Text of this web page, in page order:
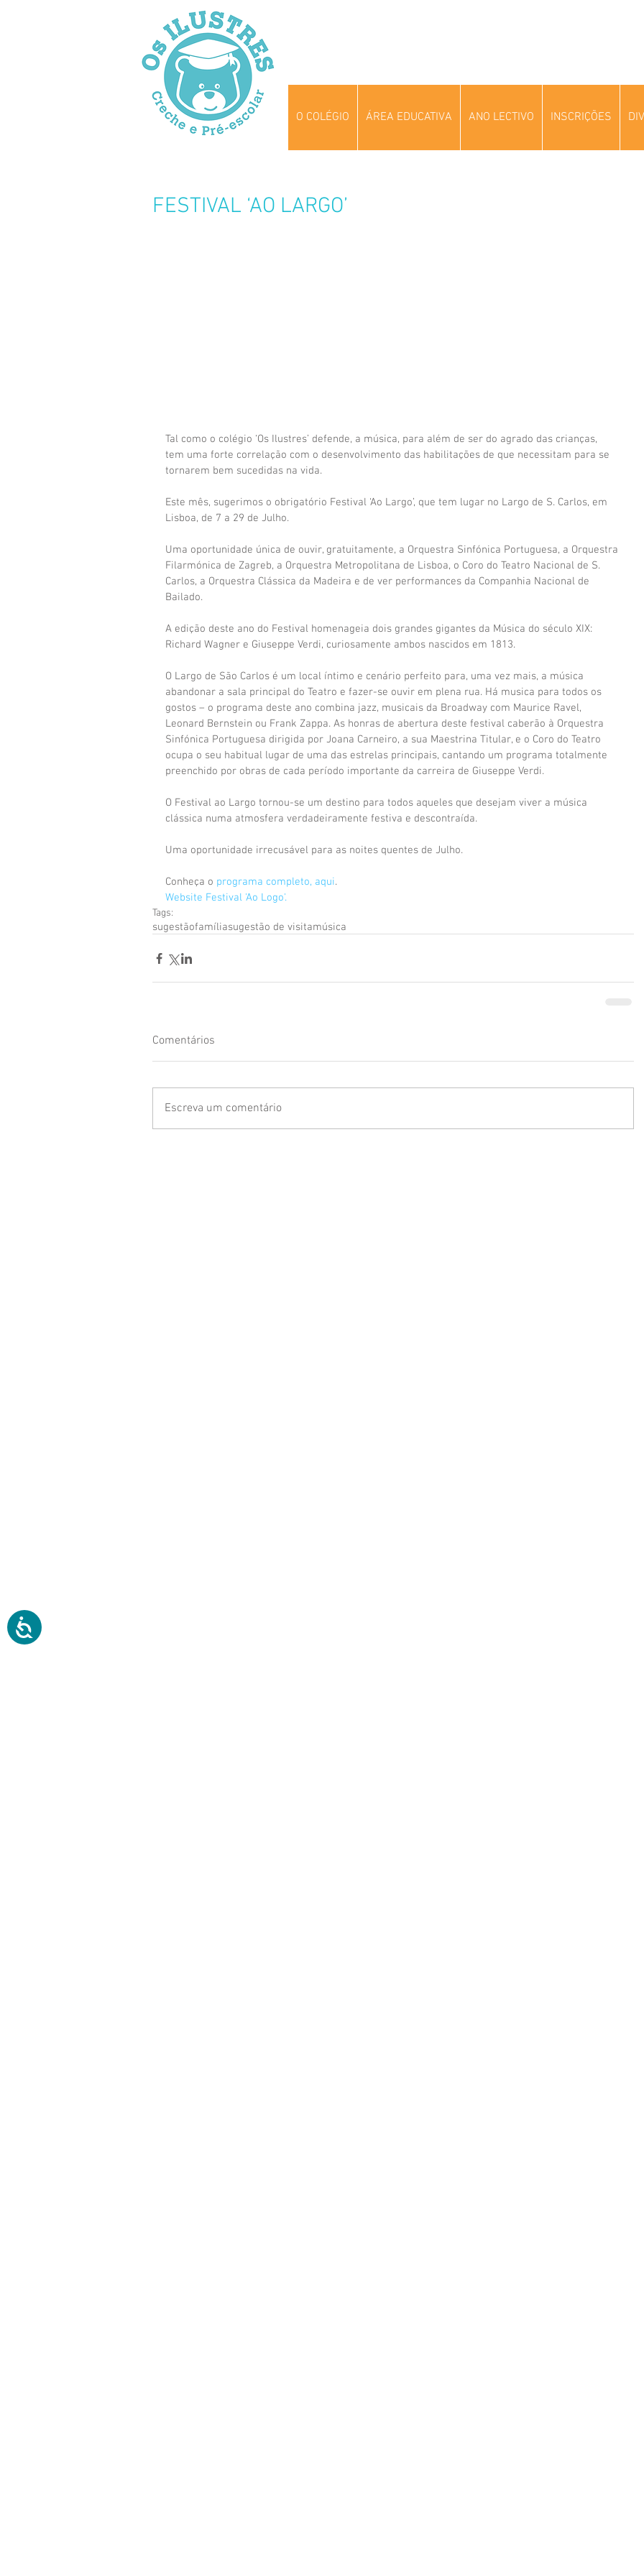
O COLÉGIO ÁREA EDUCATIVA ANO LECTIVO INSCRIÇÕES
FESTIVAL ‘AO LARGO’
Tal como o colégio ‘Os Ilustres’ defende, a música, para além de ser do agrado das crianças,
tem uma forte correlação com o desenvolvimento das habilitações de que necessitam para se
tornarem bem sucedidas na vida.
Este mês, sugerimos o obrigatório Festival ‘Ao Largo’, que tem lugar no Largo de S. Carlos, em
Lisboa, de 7 a 29 de Julho.
Uma oportunidade única de ouvir, gratuitamente, a Orquestra Sinfónica Portuguesa, a Orquestra
Filarmónica de Zagreb, a Orquestra Metropolitana de Lisboa, o Coro do Teatro Nacional de S.
Carlos, a Orquestra Clássica da Madeira e de ver performances da Companhia Nacional de
Bailado.
A edição deste ano do Festival homenageia dois grandes gigantes da Música do século XIX:
Richard Wagner e Giuseppe Verdi, curiosamente ambos nascidos em 1813.
O Largo de São Carlos é um local íntimo e cenário perfeito para, uma vez mais, a música
abandonar a sala principal do Teatro e fazer-se ouvir em plena rua. Há musica para todos os
gostos – o programa deste ano combina jazz, musicais da Broadway com Maurice Ravel,
Leonard Bernstein ou Frank Zappa. As honras de abertura deste festival caberão à Orquestra
Sinfónica Portuguesa dirigida por Joana Carneiro, a sua Maestrina Titular, e o Coro do Teatro
ocupa o seu habitual lugar de uma das estrelas principais, cantando um programa totalmente
preenchido por obras de cada período importante da carreira de Giuseppe Verdi.
O Festival ao Largo tornou-se um destino para todos aqueles que desejam viver a música
clássica numa atmosfera verdadeiramente festiva e descontraída.
Uma oportunidade irrecusável para as noites quentes de Julho.
Conheça o programa completo, aqui.
Website Festival 'Ao Logo'.
Tags:
sugestãofamíliasugestão de visitamúsica
Comentários
Escreva um comentário